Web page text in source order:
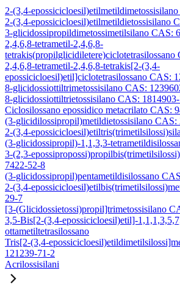
2-(3,4-
2-(3,4-epossicicloesil)etilmetildietossisilano
3-glicidossipropildimetossimetilsilano CAS:
2,4,6,8-tetrametil-2,4,6,8-
tetrakis(propilglicidiletere)ciclotetrasilossano
2,4,6,8-tetrametil-2,4,6,8-tetrakis[2-(3,4-
epossicicloesil)etil]ciclotetrasilossano CAS:
8-glicidossiottiltrimetossisilano CAS:
8-glicidossiottiltrietossisilano CAS:
Ciclosilossano epossidico metacrilato CAS:
(3-glicidilossipropil)metildietossisilano CAS:
2-(3,4-
(3-glicidossipropil)-1,1,3,3-
3-(2,3-
7422-52-8
(3-glicidossipropil)pentametildisilossano
2-(3,4-
29-7
[3-(Glicidossietossi)propil]trimetossisilano
3,5-Bis[2-(3,4-epossicicloesil)etil]-
ottametiltetrasilossano
Tris[2-(3,4-
121239-71-2
Acrilossisilani